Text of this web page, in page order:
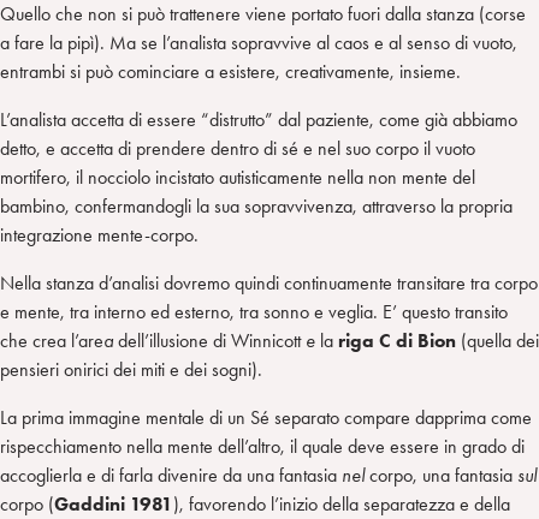
Quello che non si può trattenere viene portato fuori dalla stanza (corse
a fare la pipì). Ma se l’analista sopravvive al caos e al senso di vuoto,
entrambi si può cominciare a esistere, creativamente, insieme.
L’analista accetta di essere “distrutto” dal paziente, come già abbiamo
detto, e accetta di prendere dentro di sé e nel suo corpo il vuoto
mortifero, il nocciolo incistato autisticamente nella non mente del
bambino, confermandogli la sua sopravvivenza, attraverso la propria
integrazione mente-corpo.
Nella stanza d’analisi dovremo quindi continuamente transitare tra corpo
e mente, tra interno ed esterno, tra sonno e veglia. E’ questo transito
che crea l’areadell’illusione di Winnicott e la riga C di Bion (quella dei
pensieri onirici dei miti e dei sogni).
La prima immagine mentale di un Sé separato compare dapprima come
rispecchiamento nella mente dell’altro, il quale deve essere in grado di
accoglierla e di farla divenire da una fantasia nelcorpo, una fantasia sul
corpo (Gaddini 1981 ), favorendo l’inizio della separatezza e della